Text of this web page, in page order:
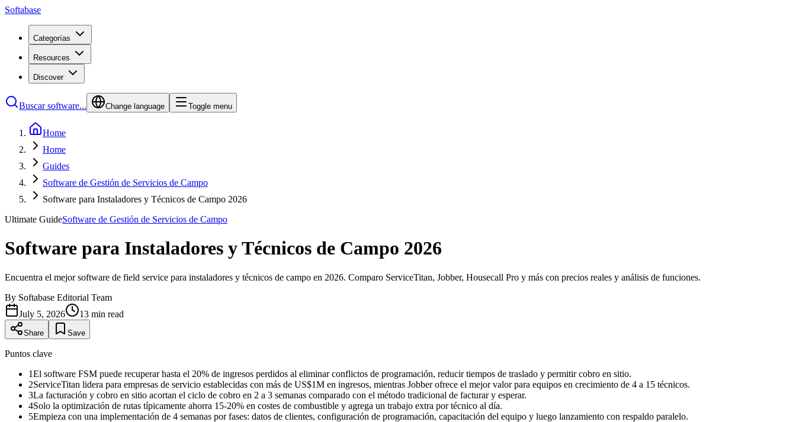
Softabase
Categorías
Resources
Discover
Buscar software... Change language Toggle menu
Home
Home
Guides
Software de Gestión de Servicios de Campo
Software para Instaladores y Técnicos de Campo 2026
Ultimate GuideSoftware de Gestión de Servicios de Campo
Software para Instaladores y Técnicos de Campo 2026
Encuentra el mejor software de field service para instaladores y técnicos de campo en 2026. Comparo ServiceTitan, Jobber, Housecall Pro y más con precios reales y análisis de funciones.
By Softabase Editorial Team
July 5, 2026
13 min read
Share Save
Puntos clave
1El software FSM puede recuperar hasta el 20% de ingresos perdidos al eliminar conflictos de programación, reducir tiempos de traslado y permitir cobro en sitio.
2ServiceTitan lidera para empresas de servicio establecidas con más de US$1M en ingresos, mientras Jobber ofrece el mejor valor para equipos en crecimiento de 4 a 15 técnicos.
3La facturación y cobro en sitio acortan el ciclo de cobro en 2 a 3 semanas comparado con el método tradicional de facturar y esperar.
4Solo la optimización de rutas típicamente ahorra 15-20% en costes de combustible y agrega un trabajo extra por técnico al día.
5Empieza con una implementación de 4 semanas por fases: datos de clientes, configuración de programación, capacitación del equipo y luego lanzamiento con respaldo paralelo.